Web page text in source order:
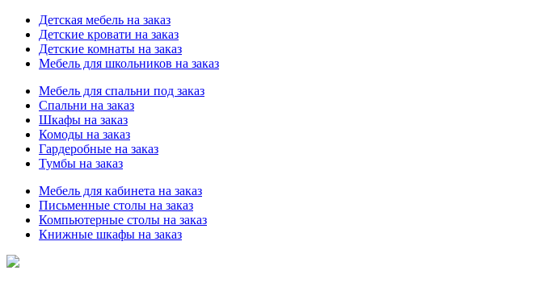
Детская мебель на заказ
Детские кровати на заказ
Детские комнаты на заказ
Мебель для школьников на заказ
Мебель для спальни под заказ
Спальни на заказ
Шкафы на заказ
Комоды на заказ
Гардеробные на заказ
Тумбы на заказ
Мебель для кабинета на заказ
Письменные столы на заказ
Компьютерные столы на заказ
Книжные шкафы на заказ